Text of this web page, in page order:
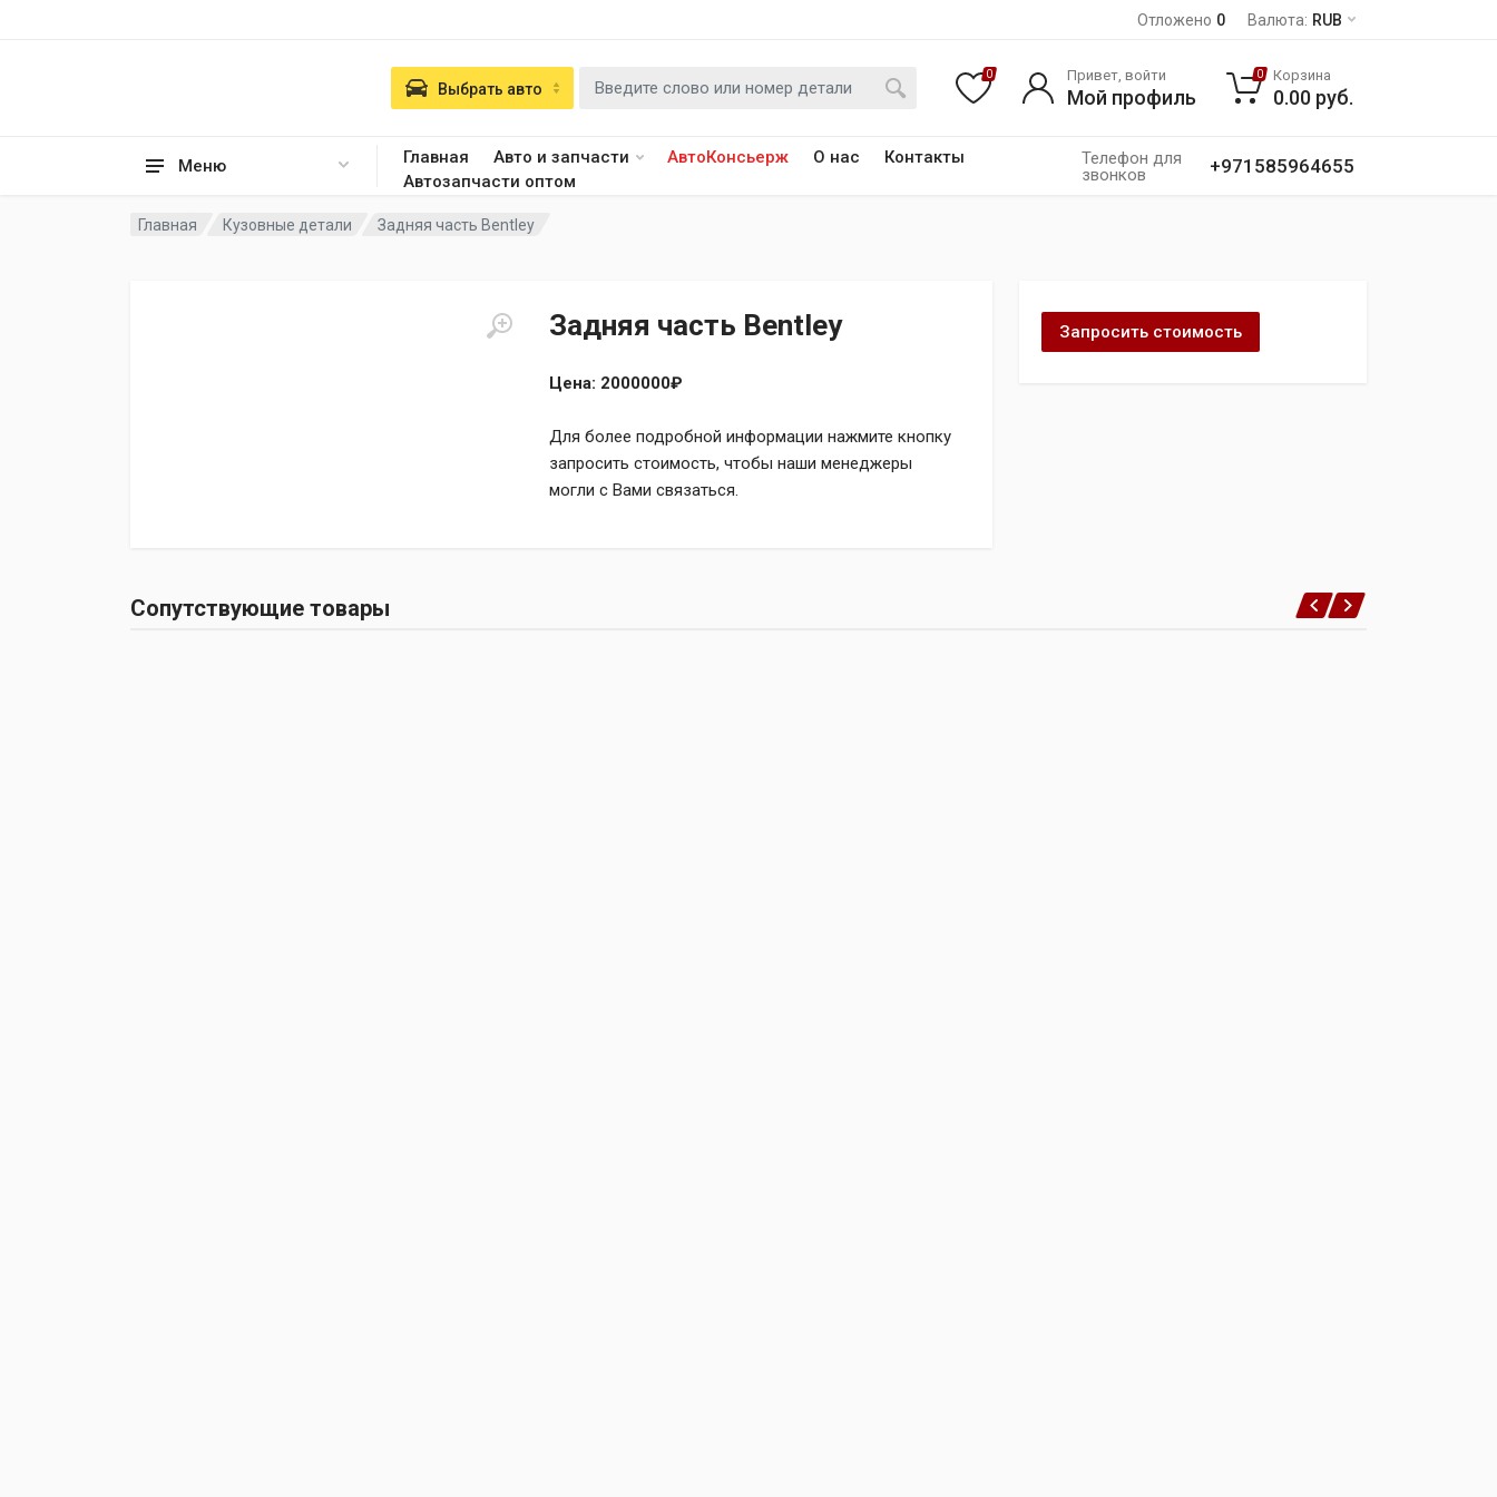
Отложено 0 Валюта: RUB
Меню Главная Авто и запчасти АвтоКонсьерж О нас
Контакты
Автозапчасти оптом
Телефон для
звонков
+971585964655
Выбрать авто
0 Привет, войти
Мой профиль
0 Корзина
0.00 руб.
Главная Кузовные детали Задняя часть Bentley
Задняя часть Bentley
Цена: 2000000₽
Для более подробной информации нажмите кнопку
запросить стоимость, чтобы наши менеджеры
могли с Вами связаться.
Запросить стоимость
Сопутствующие товары